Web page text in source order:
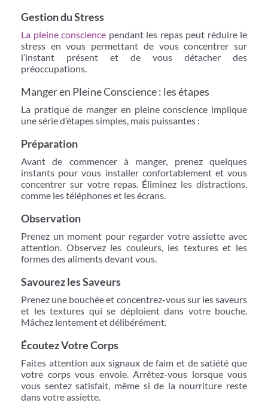
Gestion du Stress
La pleine conscience pendant les repas peut réduire le
stress en vous permettant de vous concentrer sur
l’instant présent et de vous détacher des
préoccupations.
Manger en Pleine Conscience : les étapes
La pratique de manger en pleine conscience implique
une série d’étapes simples, mais puissantes :
Préparation
Avant de commencer à manger, prenez quelques
instants pour vous installer confortablement et vous
concentrer sur votre repas. Éliminez les distractions,
comme les téléphones et les écrans.
Observation
Prenez un moment pour regarder votre assiette avec
attention. Observez les couleurs, les textures et les
formes des aliments devant vous.
Savourez les Saveurs
Prenez une bouchée et concentrez-vous sur les saveurs
et les textures qui se déploient dans votre bouche.
Mâchez lentement et délibérément.
Écoutez Votre Corps
Faites attention aux signaux de faim et de satiété que
votre corps vous envoie. Arrêtez-vous lorsque vous
vous sentez satisfait, même si de la nourriture reste
dans votre assiette.